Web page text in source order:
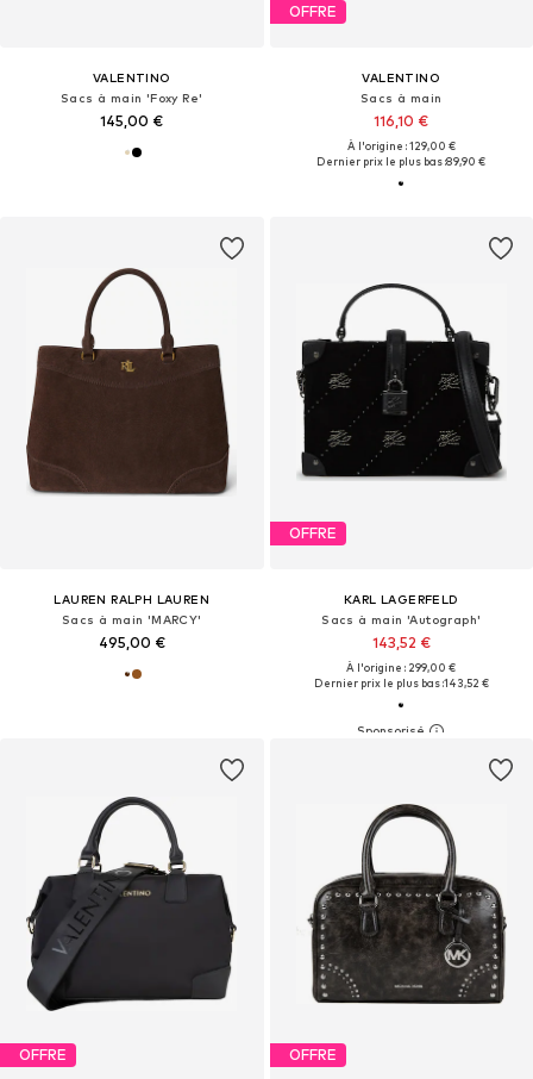
VALENTINO
Sacs à main 'Foxy Re'
145,00 €
OFFRE
VALENTINO
Sacs à main
116,10 €
À l'origine : 129,00 €
Dernier prix le plus bas :89,90 €
LAUREN RALPH LAUREN
Sacs à main 'MARCY'
495,00 €
OFFRE
KARL LAGERFELD
Sacs à main 'Autograph'
143,52 €
À l'origine : 299,00 €
Dernier prix le plus bas :143,52 €
OFFRE OFFRE